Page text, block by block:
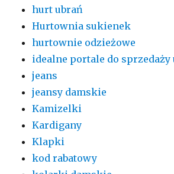
hurt ubrań
Hurtownia sukienek
hurtownie odzieżowe
idealne portale do sprzedaży
jeans
jeansy damskie
Kamizelki
Kardigany
Klapki
kod rabatowy